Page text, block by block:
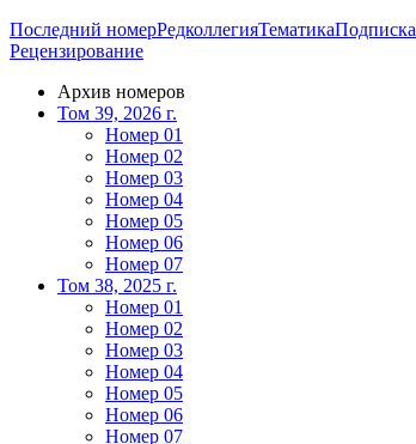
Последний номерРедколлегияТематикаПодписка
Рецензирование
Архив номеров
Том 39, 2026 г.
Номер 01
Номер 02
Номер 03
Номер 04
Номер 05
Номер 06
Номер 07
Том 38, 2025 г.
Номер 01
Номер 02
Номер 03
Номер 04
Номер 05
Номер 06
Номер 07